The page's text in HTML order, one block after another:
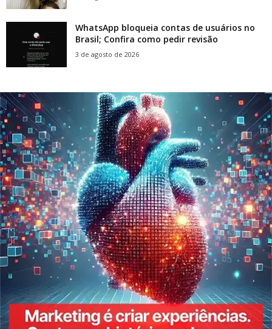
WhatsApp bloqueia contas de usuários no
Brasil; Confira como pedir revisão
3 de agosto de 2026